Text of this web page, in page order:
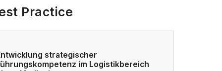
Practice
strategischer
im Logistikbereich